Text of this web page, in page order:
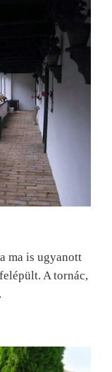
ma is ugyanott
A tornác,